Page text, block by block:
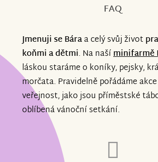
FAQ
Jmenuji se Báraa celý svůj život
koňmi a dětmi. Na našíminifarmě
láskou staráme o koníky, pejsky,
morčata. Pravidelně pořádáme
veřejnost, jako jsou příměstské
oblíbená vánoční setkání.